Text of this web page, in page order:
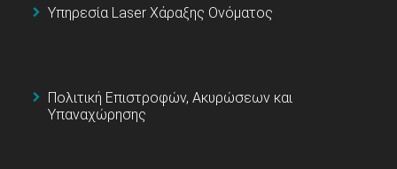
Υπηρεσία Laser Χάραξης Ονόματος
Πολιτική Επιστροφών, Ακυρώσεων και
Υπαναχώρησης